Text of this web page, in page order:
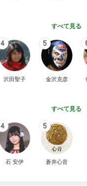
すべて見る
4
沢田聖子
5
金沢克彦
すべて見る
4
石 安伊
5
蒼井心音